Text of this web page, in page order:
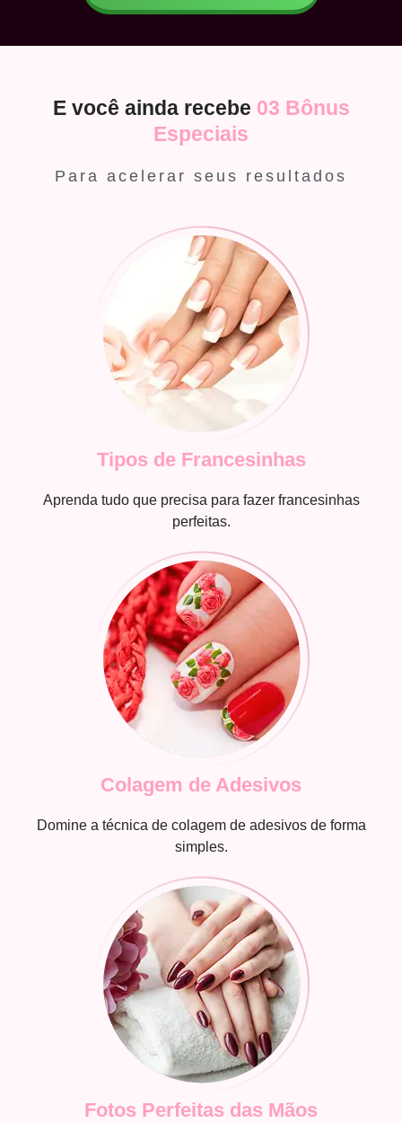
E você ainda recebe 03 Bônus
Especiais
Para acelerar seus resultados
Tipos de Francesinhas
Aprenda tudo que precisa para fazer francesinhas
perfeitas.
Colagem de Adesivos
Domine a técnica de colagem de adesivos de forma
simples.
Fotos Perfeitas das Mãos